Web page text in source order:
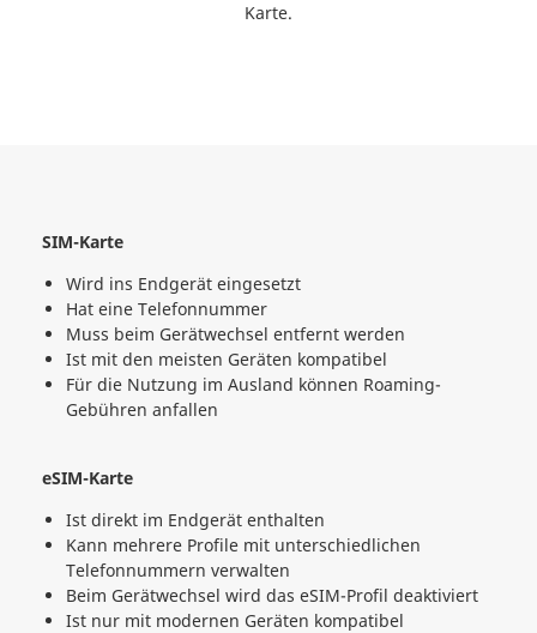
Karte.
SIM-Karte
Wird ins Endgerät eingesetzt
Hat eine Telefonnummer
Muss beim Gerätwechsel entfernt werden
Ist mit den meisten Geräten kompatibel
Für die Nutzung im Ausland können Roaming-
Gebühren anfallen
eSIM-Karte
Ist direkt im Endgerät enthalten
Kann mehrere Profile mit unterschiedlichen
Telefonnummern verwalten
Beim Gerätwechsel wird das eSIM-Profil deaktiviert
Ist nur mit modernen Geräten kompatibel